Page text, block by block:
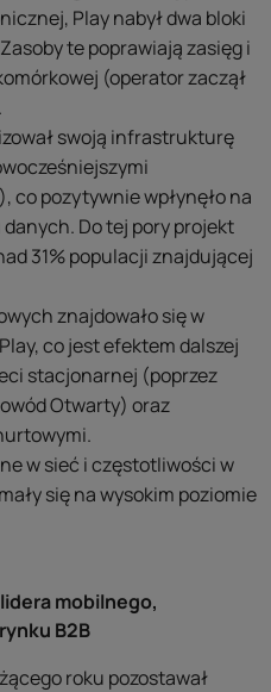
Play nabył dwa bloki
te poprawiają zasięg i
(operator zaczął
swoją infrastrukturę
co pozytywnie wpłynęło na
danych. Do tej pory projekt
31% populacji znajdującej
znajdowało się w
co jest efektem dalszej
stacjonarnej (poprzez
Otwarty) oraz
w sieć i częstotliwości w
się na wysokim poziomie
mobilnego,
B2B
roku pozostawał